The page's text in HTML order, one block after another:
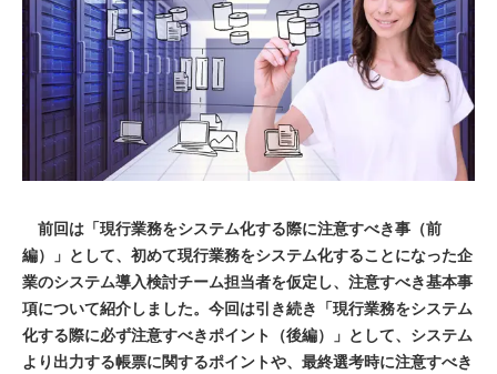
前回は「現行業務をシステム化する際に注意すべき事（前
編）」として、初めて現行業務をシステム化することになった企
業のシステム導入検討チーム担当者を仮定し、注意すべき基本事
項について紹介しました。今回は引き続き「現行業務をシステム
化する際に必ず注意すべきポイント（後編）」として、システム
より出力する帳票に関するポイントや、最終選考時に注意すべき